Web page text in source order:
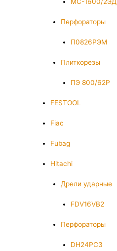
МС-1600/2ЭД
Перфораторы
П0826РЭМ
Плиткорезы
ПЭ 800/62Р
FESTOOL
Fiac
Fubag
Hitachi
Дрели ударные
FDV16VB2
Перфораторы
DH24PC3